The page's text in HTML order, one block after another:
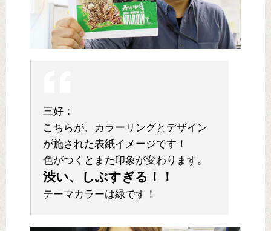
三好：
こちらが、カラーリングとデザイン
が施された表紙イメージです！
色がつくとまた印象が変わります。
渋い、しぶすぎる！！
テーマカラーは緑です！